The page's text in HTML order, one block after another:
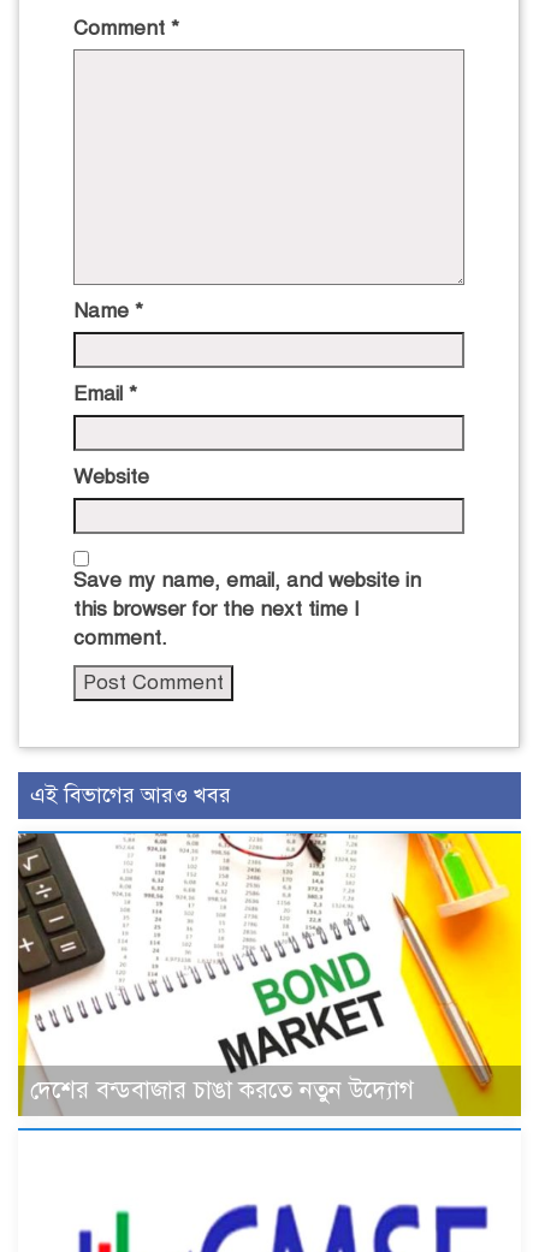
Comment *
Name *
Email *
Website
Save my name, email, and website in
this browser for the next time I
comment.
এই বিভাগের আরও খবর
দেশের বন্ডবাজার চাঙা করতে নতুন উদ্যোগ